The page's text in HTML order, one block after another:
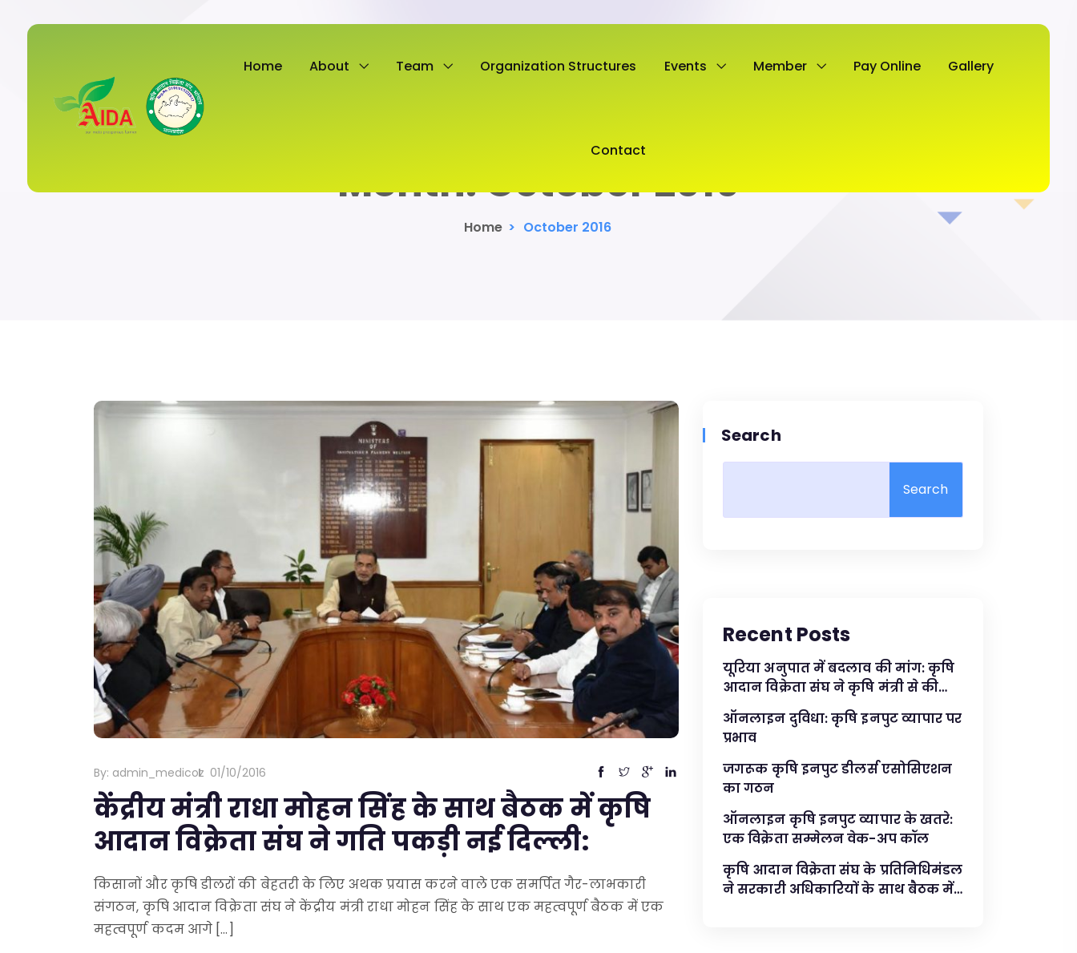
Home About Team Organization Structures Events Member Pay Online Gallery
Contact
Month:October 2016
Home > October 2016
By: admin_medicoz 01/10/2016
केंद्रीय मंत्री राधा मोहन सिंह के साथ बैठक में कृषि
आदान विक्रेता संघ ने गति पकड़ी नई दिल्ली:
किसानों और कृषि डीलरों की बेहतरी के लिए अथक प्रयास करने वाले एक समर्पित गैर-लाभकारी
संगठन, कृषि आदान विक्रेता संघ ने केंद्रीय मंत्री राधा मोहन सिंह के साथ एक महत्वपूर्ण बैठक में एक
महत्वपूर्ण कदम आगे […]
Search
Search
Recent Posts
यूरिया अनुपात में बदलाव की मांग: कृषि
आदान विक्रेता संघ ने कृषि मंत्री से की
मुलाकात
ऑनलाइन दुविधा: कृषि इनपुट व्यापार पर
प्रभाव
जगरूक कृषि इनपुट डीलर्स एसोसिएशन
का गठन
ऑनलाइन कृषि इनपुट व्यापार के खतरे:
एक विक्रेता सम्मेलन वेक-अप कॉल
कृषि आदान विक्रेता संघ के प्रतिनिधिमंडल
ने सरकारी अधिकारियों के साथ बैठक में